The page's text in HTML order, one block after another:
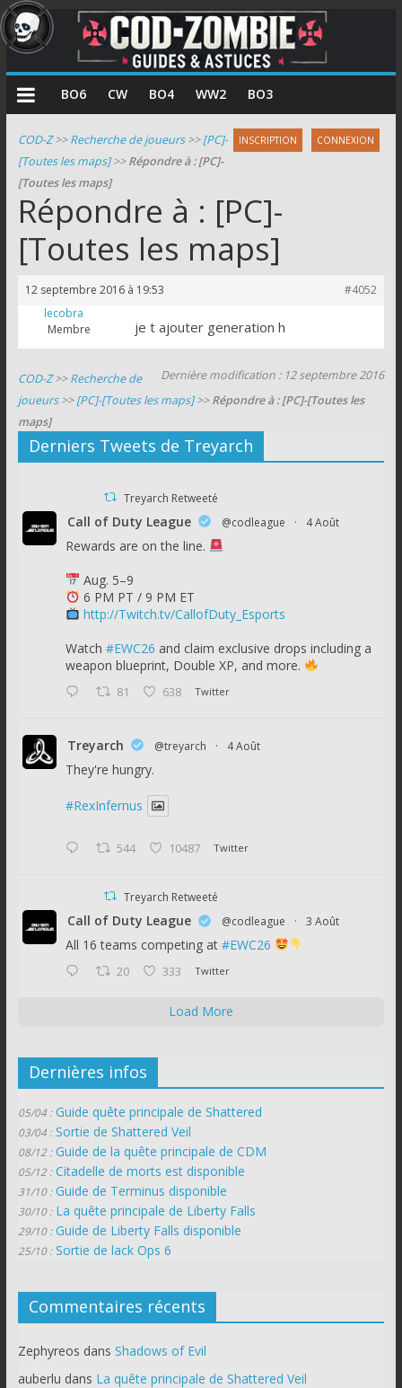
COD
Zombie
Guides
et
astuces
pour
zombie
Call
Duty
BO6 CW BO4 WW2 BO3
INSCRIPTION CONNEXION
COD-Z>>Recherche de joueurs>>[PC]-
[Toutes les maps]>>Répondre à : [PC]-
[Toutes les maps]
Répondre à : [PC]-
[Toutes les maps]
12 septembre 2016 à 19:53
#4052
lecobra
Membre
je t ajouter generation h
Dernière modification : 12 septembre 2016
COD-Z>>Recherche de
joueurs>>[PC]-[Toutes les maps]>>Répondre à : [PC]-[Toutes les
maps]
Derniers Tweets de Treyarch
Treyarch Retweeté
Call of Duty League @codleague · 4 Août
Rewards are on the line.
Aug. 5–9
6 PM PT / 9 PM ET
http://Twitch.tv/CallofDuty_Esports
Watch #EWC26 and claim exclusive drops including a
weapon blueprint, Double XP, and more.
81 638 Twitter
Treyarch @treyarch · 4 Août
They're hungry.
#RexInfernus
544 10487 Twitter
Treyarch Retweeté
Call of Duty League @codleague · 3 Août
All 16 teams competing at #EWC26
20 333 Twitter
Load More
Dernières infos
05/04 : Guide quête principale de Shattered
03/04 : Sortie de Shattered Veil
08/12 : Guide de la quête principale de CDM
05/12 : Citadelle de morts est disponible
31/10 : Guide de Terminus disponible
30/10 : La quête principale de Liberty Falls
29/10 : Guide de Liberty Falls disponible
25/10 : Sortie de lack Ops 6
Commentaires récents
Zephyreos dans Shadows of Evil
auberlu dans La quête principale de Shattered Veil